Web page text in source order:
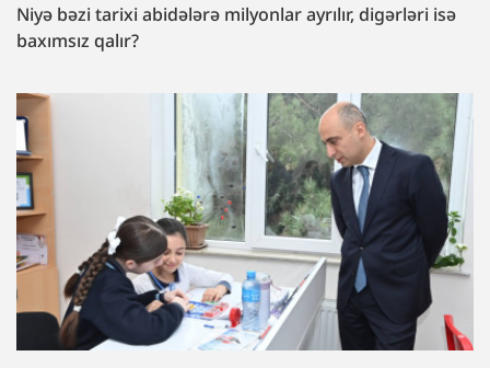
Niyə bəzi tarixi abidələrə milyonlar ayrılır, digərləri isə
baxımsız qalır?